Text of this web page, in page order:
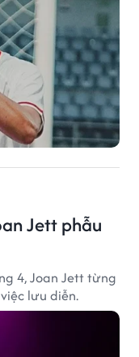
Jett phẫu
4, Joan Jett từng
lưu diễn.